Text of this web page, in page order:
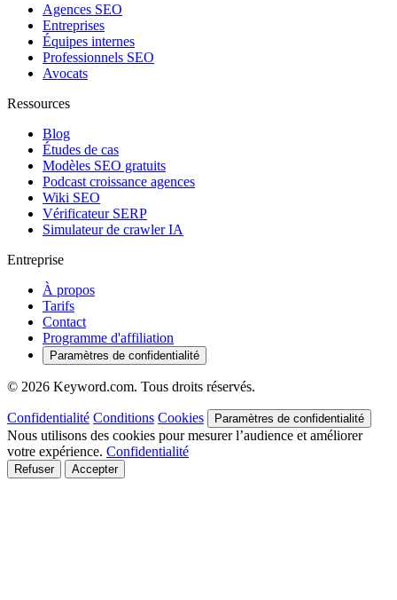
Agences SEO
Entreprises
Équipes internes
Professionnels SEO
Avocats
Ressources
Blog
Études de cas
Modèles SEO gratuits
Podcast croissance agences
Wiki SEO
Vérificateur SERP
Simulateur de crawler IA
Entreprise
À propos
Tarifs
Contact
Programme d'affiliation
Paramètres de confidentialité
© 2026 Keyword.com. Tous droits réservés.
Confidentialité Conditions Cookies Paramètres de confidentialité
Nous utilisons des cookies pour mesurer l’audience et améliorer
votre expérience. Confidentialité
Refuser Accepter